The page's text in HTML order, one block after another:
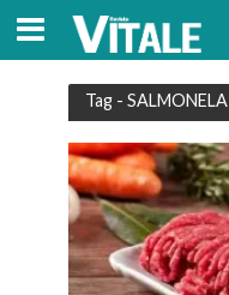
Tag - SALMONELA